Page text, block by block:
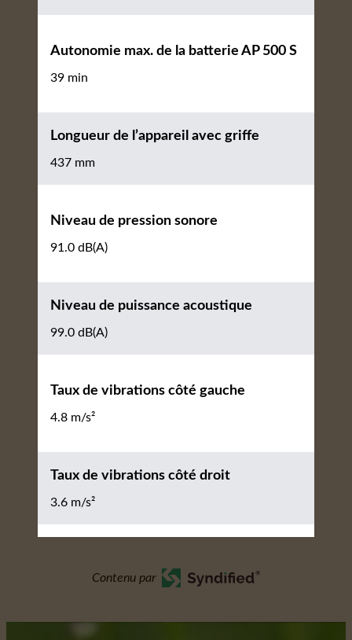
Autonomie max. de la batterie AP 500 S
39 min
Longueur de l’appareil avec griffe
437 mm
Niveau de pression sonore
91.0 dB(A)
Niveau de puissance acoustique
99.0 dB(A)
Taux de vibrations côté gauche
4.8 m/s²
Taux de vibrations côté droit
3.6 m/s²
Contenu par